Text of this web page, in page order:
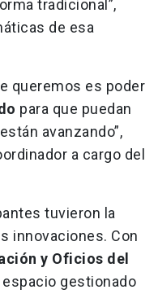
tradicional”,
de esa
queremos es poder
para que puedan
avanzando”,
a cargo del
tuvieron la
innovaciones. Con
y Oficios del
espacio gestionado